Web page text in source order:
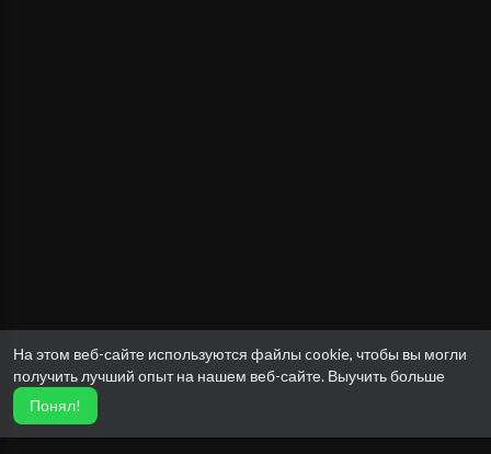
На этом веб-сайте используются файлы cookie, чтобы вы могли
получить лучший опыт на нашем веб-сайте. Выучить больше
Понял!